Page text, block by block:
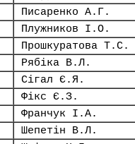
Писаренко А.Г.
Плужников І.О.
Прошкуратова Т.С.
Рябіка В.Л.
Сігал Є.Я.
Фікс Є.З.
Франчук І.А.
Шепетін В.Л.